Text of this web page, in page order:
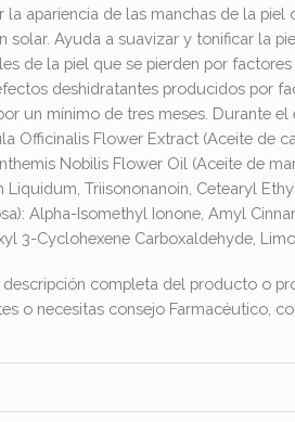
apariencia de las manchas de la
Ayuda a suavizar y tonificar la
de la piel que se pierden por
deshidratantes producidos por
un mínimo de tres meses. Durante
Officinalis Flower Extract (Aceite de
Nobilis Flower Oil (Aceite de
Triisononanoin, Cetearyl
Alpha-Isomethyl Ionone, Amyl
3-Cyclohexene Carboxaldehyde,
completa del producto o
o necesitas consejo Farmacéutico,